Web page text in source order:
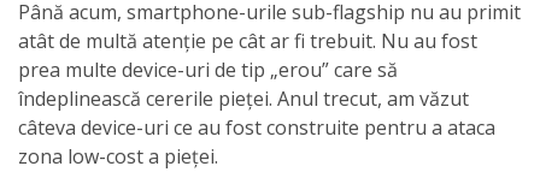
Până acum, smartphone-urile sub-flagship nu au primit
atât de multă atenție pe cât ar fi trebuit. Nu au fost
prea multe device-uri de tip „erou” care să
îndeplinească cererile pieței. Anul trecut, am văzut
câteva device-uri ce au fost construite pentru a ataca
zona low-cost a pieței.